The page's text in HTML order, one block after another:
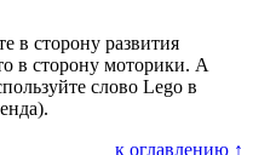
в сторону развития
в сторону моторики. А
слово Lego в
к оглавлению ↑